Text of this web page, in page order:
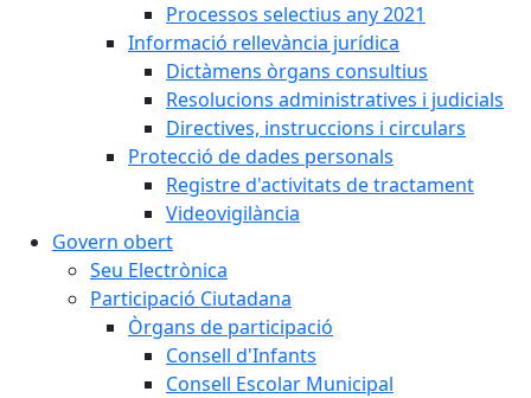
Processos selectius any 2021
Informació rellevància jurídica
Dictàmens òrgans consultius
Resolucions administratives i judicials
Directives, instruccions i circulars
Protecció de dades personals
Registre d'activitats de tractament
Videovigilància
Govern obert
Seu Electrònica
Participació Ciutadana
Òrgans de participació
Consell d'Infants
Consell Escolar Municipal